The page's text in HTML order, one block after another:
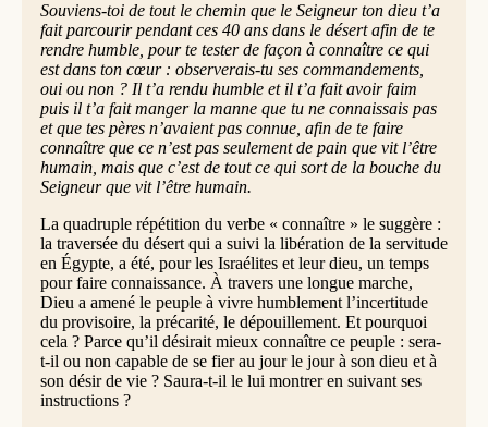
Souviens-toi de tout le chemin que le Seigneur ton dieu t’a
fait parcourir pendant ces 40 ans dans le désert afin de te
rendre humble, pour te tester de façon à connaître ce qui
est dans ton cœur : observerais-tu ses commandements,
oui ou non ? Il t’a rendu humble et il t’a fait avoir faim
puis il t’a fait manger la manne que tu ne connaissais pas
et que tes pères n’avaient pas connue, afin de te faire
connaître que ce n’est pas seulement de pain que vit l’être
humain, mais que c’est de tout ce qui sort de la bouche du
Seigneur que vit l’être humain.
La quadruple répétition du verbe « connaître » le suggère :
la traversée du désert qui a suivi la libération de la servitude
en Égypte, a été, pour les Israélites et leur dieu, un temps
pour faire connaissance. À travers une longue marche,
Dieu a amené le peuple à vivre humblement l’incertitude
du provisoire, la précarité, le dépouillement. Et pourquoi
cela ? Parce qu’il désirait mieux connaître ce peuple : sera-
t-il ou non capable de se fier au jour le jour à son dieu et à
son désir de vie ? Saura-t-il le lui montrer en suivant ses
instructions ?